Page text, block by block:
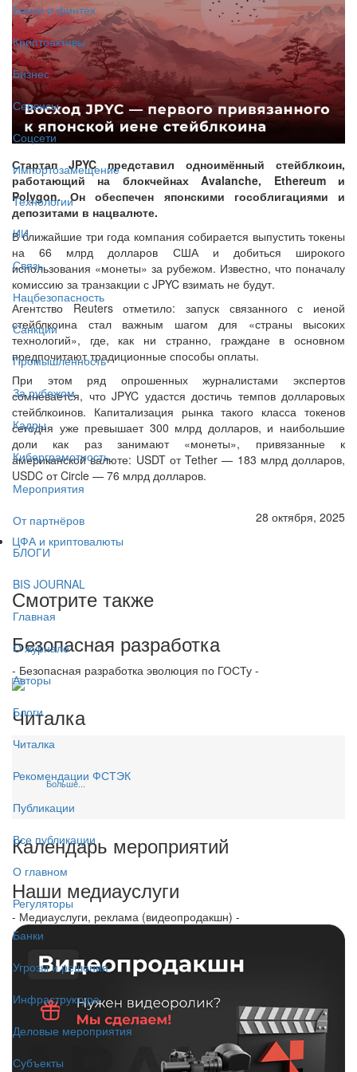
Банки и финтех
Криптоактивы
Бизнес
Сервисы
Соцсети
Импортозамещение
Технологии
ИИ
Связь
Нацбезопасность
Санкции
Промышленность
За рубежом
Кадры
Киберграмотность
Мероприятия
От партнёров
БЛОГИ
BIS JOURNAL
Главная
О журнале
Авторы
Блоги
Читалка
Рекомендации ФСТЭК
Публикации
Все публикации
О главном
Регуляторы
Банки
Угрозы и решения
Инфраструктура
Деловые мероприятия
Субъекты
Стартап JPYC представил одноимённый стейблкоин,
работающий на блокчейнах Avalanche, Ethereum и
Polygon. Он обеспечен японскими гособлигациями и
депозитами в нацвалюте.
В ближайшие три года компания собирается выпустить токены
на 66 млрд долларов США и добиться широкого
использования «монеты» за рубежом. Известно, что поначалу
комиссию за транзакции с JPYC взимать не будут.
Агентство Reuters отметило: запуск связанного с иеной
стейблкоина стал важным шагом для «страны высоких
технологий», где, как ни странно, граждане в основном
предпочитают традиционные способы оплаты.
При этом ряд опрошенных журналистами экспертов
сомневается, что JPYC удастся достичь темпов долларовых
стейблкоинов. Капитализация рынка такого класса токенов
сегодня уже превышает 300 млрд долларов, и наибольшие
доли как раз занимают «монеты», привязанные к
американской валюте: USDT от Tether — 183 млрд долларов,
USDC от Circle — 76 млрд долларов.
28 октября, 2025
ЦФА и криптовалюты
Смотрите также
Безопасная разработка
- Безопасная разработка эволюция по ГОСТу -
Читалка
Больше...
Календарь мероприятий
Наши медиауслуги
- Медиауслуги, реклама (видеопродакшн) -